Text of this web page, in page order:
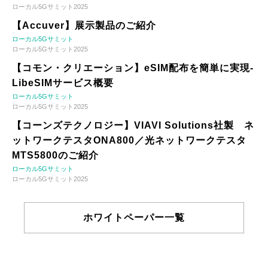
ローカル5Gサミット2025
【Accuver】展示製品のご紹介
ローカル5Gサミット
ローカル5Gサミット2025
【コモン・クリエーション】eSIM配布を簡単に実現-
LibeSIMサービス概要
ローカル5Gサミット
ローカル5Gサミット2025
【コーンズテクノロジー】VIAVI Solutions社製 ネ
ットワークテスタONA800／光ネットワークテスタ
MTS5800のご紹介
ローカル5Gサミット
ローカル5Gサミット2025
ホワイトペーパー一覧